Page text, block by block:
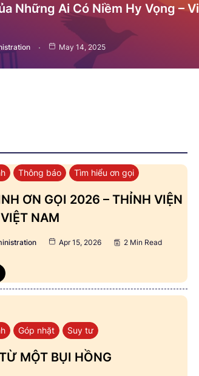
Những Ai Có Niềm Hy Vọng –
May 14, 2025
Thông báo Tìm hiểu ơn gọi
ƠN GỌI 2026 – THỈNH VIỆN
NAM
Apr 15, 2026 2 Min Read
Góp nhặt Suy tư
MỘT BỤI HỒNG